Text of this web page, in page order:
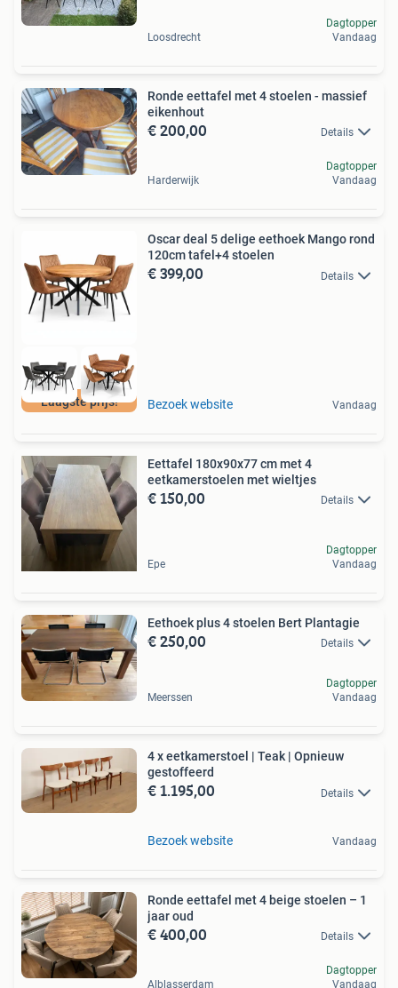
Loosdrecht
Dagtopper
Vandaag
Ronde eettafel met 4 stoelen - massief
eikenhout
€ 200,00 Details
Harderwijk
Dagtopper
Vandaag
Laagste prijs!
Oscar deal 5 delige eethoek Mango rond
120cm tafel+4 stoelen
€ 399,00 Details
Bezoek website Vandaag
Eettafel 180x90x77 cm met 4
eetkamerstoelen met wieltjes
€ 150,00 Details
Epe
Dagtopper
Vandaag
Eethoek plus 4 stoelen Bert Plantagie
€ 250,00 Details
Meerssen
Dagtopper
Vandaag
4 x eetkamerstoel | Teak | Opnieuw
gestoffeerd
€ 1.195,00 Details
Bezoek website Vandaag
Ronde eettafel met 4 beige stoelen – 1
jaar oud
€ 400,00 Details
Alblasserdam
Dagtopper
Vandaag